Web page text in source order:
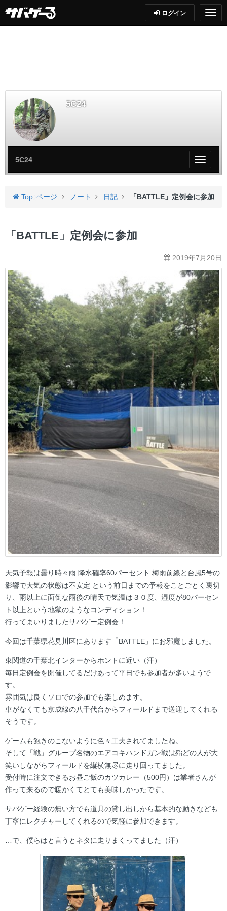
ログイン
5C24
My
ペ
メ
5C24
Top
さんのページ ノート 日記 「BATTLE」定例会に参加
「BATTLE」定例会に参加
2019年7月20日
天気予報は曇り時々雨 降水確率60パーセント 梅雨前線と台風5号の
影響で大気の状態は不安定 という前日までの予報をことごとく裏切
り、雨以上に面倒な雨後の晴天で気温は３０度、湿度が80パーセン
ト以上という地獄のようなコンディション！
行ってまいりましたサバゲー定例会！
今回は千葉県花見川区にあります「BATTLE」にお邪魔しました。
東関道の千葉北インターからホントに近い（汗）
毎日定例会を開催してるだけあって平日でも参加者が多いようで
す。
雰囲気は良くソロでの参加でも楽しめます。
車がなくても京成線の八千代台からフィールドまで送迎してくれる
そうです。
ゲームも飽きのこないように色々工夫されてましたね。
そして「戦」グループ名物のエアコキハンドガン戦は殆どの人が大
笑いしながらフィールドを縦横無尽に走り回ってました。
受付時に注文できるお昼ご飯のカツカレー（500円）は業者さんが
作って来るので暖かくてとても美味しかったです。
サバゲー経験の無い方でも道具の貸し出しから基本的な動きなども
丁寧にレクチャーしてくれるので気軽に参加できます。
…で、僕らはと言うとネタに走りまくってました（汗）